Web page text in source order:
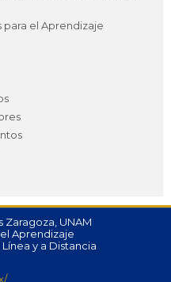
el Aprendizaje
UNAM
Aprendizaje
y a Distancia